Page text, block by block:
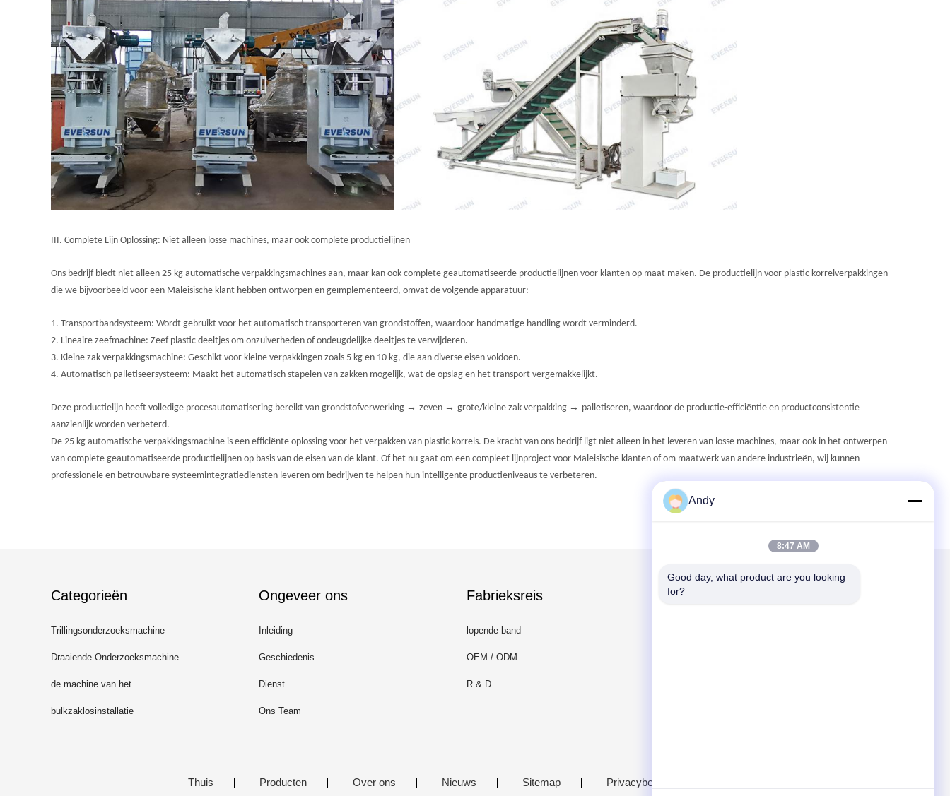
III. Complete Lijn Oplossing: Niet alleen losse machines, maar ook complete productielijnen
Ons bedrijf biedt niet alleen 25 kg automatische verpakkingsmachines aan, maar kan ook complete geautomatiseerde productielijnen voor klanten op maat maken. De productielijn voor plastic korrelverpakkingen
die we bijvoorbeeld voor een Maleisische klant hebben ontworpen en geïmplementeerd, omvat de volgende apparatuur:
1. Transportbandsysteem: Wordt gebruikt voor het automatisch transporteren van grondstoffen, waardoor handmatige handling wordt verminderd.
2. Lineaire zeefmachine: Zeef plastic deeltjes om onzuiverheden of ondeugdelijke deeltjes te verwijderen.
3. Kleine zak verpakkingsmachine: Geschikt voor kleine verpakkingen zoals 5 kg en 10 kg, die aan diverse eisen voldoen.
4. Automatisch palletiseersysteem: Maakt het automatisch stapelen van zakken mogelijk, wat de opslag en het transport vergemakkelijkt.
Deze productielijn heeft volledige procesautomatisering bereikt van grondstofverwerking → zeven → grote/kleine zak verpakking → palletiseren, waardoor de productie-efficiëntie en productconsistentie
aanzienlijk worden verbeterd.
De 25 kg automatische verpakkingsmachine is een efficiënte oplossing voor het verpakken van plastic korrels. De kracht van ons bedrijf ligt niet alleen in het leveren van losse machines, maar ook in het ontwerpen
van complete geautomatiseerde productielijnen op basis van de eisen van de klant. Of het nu gaat om een compleet lijnproject voor Maleisische klanten of om maatwerk van andere industrieën, wij kunnen
professionele en betrouwbare systeemintegratiediensten leveren om bedrijven te helpen hun intelligente productieniveaus te verbeteren.
Categorieën
Trillingsonderzoeksmachine
Draaiende Onderzoeksmachine
de machine van het
tuimelschakelaaronderzoek
bulkzaklosinstallatie
Ongeveer ons
Inleiding
Geschiedenis
Dienst
Ons Team
Fabrieksreis
lopende band
OEM / ODM
R & D
Mail ons
Thuis Producten Over ons Nieuws Sitemap Privacybeleid
Andy
8:47 AM
Good day, what product are you looking
for?